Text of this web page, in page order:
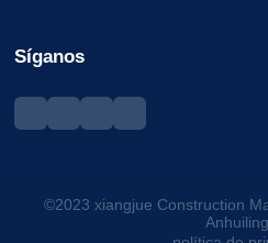
Síganos
©2023 xiangjue Construction